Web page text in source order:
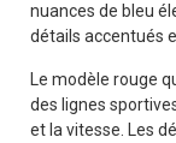
nuances de bleu
détails accentués
Le modèle rouge
des lignes
et la vitesse. Les